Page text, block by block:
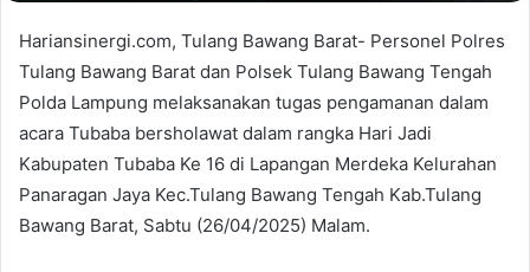
Hariansinergi.com, Tulang Bawang Barat- Personel Polres
Tulang Bawang Barat dan Polsek Tulang Bawang Tengah
Polda Lampung melaksanakan tugas pengamanan dalam
acara Tubaba bersholawat dalam rangka Hari Jadi
Kabupaten Tubaba Ke 16 di Lapangan Merdeka Kelurahan
Panaragan Jaya Kec.Tulang Bawang Tengah Kab.Tulang
Bawang Barat, Sabtu (26/04/2025) Malam.